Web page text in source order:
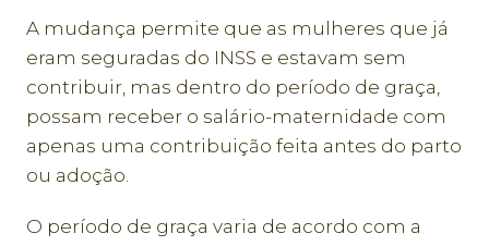
A mudança permite que as mulheres que já
eram seguradas do INSS e estavam sem
contribuir, mas dentro do período de graça,
possam receber o salário-maternidade com
apenas uma contribuição feita antes do parto
ou adoção.
O período de graça varia de acordo com a